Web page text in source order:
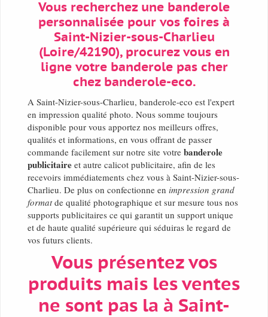
Vous recherchez une banderole
personnalisée pour vos foires à
Saint-Nizier-sous-Charlieu
(Loire/42190), procurez vous en
ligne votre banderole pas cher
chez banderole-eco.
A Saint-Nizier-sous-Charlieu, banderole-eco est l'expert
en impression qualité photo. Nous somme toujours
disponible pour vous apportez nos meilleurs offres,
qualités et informations, en vous offrant de passer
commande facilement sur notre site votre banderole
publicitaire et autre calicot publicitaire, afin de les
recevoirs immédiatements chez vous à Saint-Nizier-sous-
Charlieu. De plus on confectionne en impression grand
formatde qualité photographique et sur mesure tous nos
supports publicitaires ce qui garantit un support unique
et de haute qualité supérieure qui séduiras le regard de
vos futurs clients.
Vous présentez vos
produits mais les ventes
ne sont pas la à Saint-